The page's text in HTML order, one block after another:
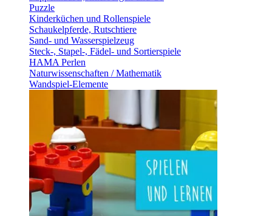
Puzzle
Kinderküchen und Rollenspiele
Schaukelpferde, Rutschtiere
Sand- und Wasserspielzeug
Steck-, Stapel-, Fädel- und Sortierspiele
HAMA Perlen
Naturwissenschaften / Mathematik
Wandspiel-Elemente